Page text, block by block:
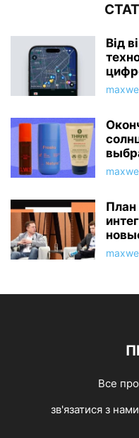
Від
План
Все
зв'язатися з